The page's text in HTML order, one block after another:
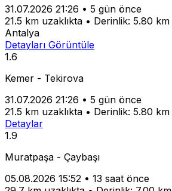
31.07.2026 21:26 • 5 gün önce
21.5 km uzaklıkta • Derinlik: 5.80 km
Antalya
Detayları Görüntüle
1.6
Kemer - Tekirova
31.07.2026 21:26 • 5 gün önce
21.5 km uzaklıkta • Derinlik: 5.80 km
Detaylar
1.9
Muratpaşa - Çaybaşı
05.08.2026 15:52 • 13 saat önce